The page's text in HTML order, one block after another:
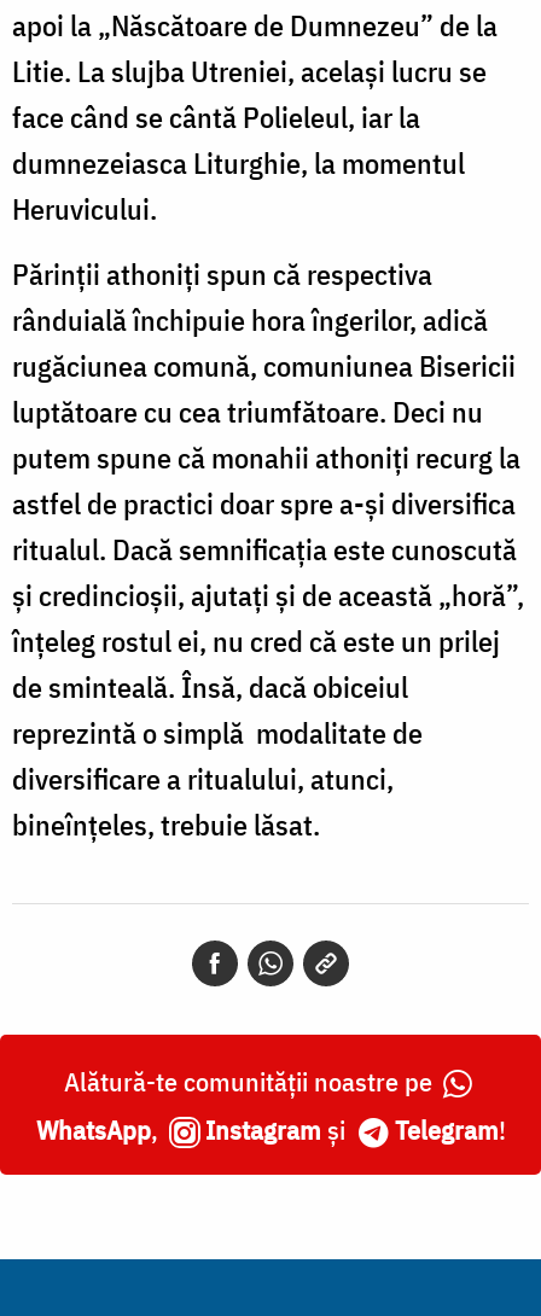
apoi la „Născătoare de Dumnezeu” de la
Litie. La slujba Utreniei, același lucru se
face când se cântă Polieleul, iar la
dumnezeiasca Liturghie, la momentul
Heruvicului.
Părinții athoniți spun că respectiva
rânduială închipuie hora îngerilor, adică
rugăciunea comună, comuniunea Bisericii
luptătoare cu cea triumfătoare. Deci nu
putem spune că monahii athoniți recurg la
astfel de practici doar spre a-și diversifica
ritualul. Dacă semnificația este cunoscută
și credincioșii, ajutați și de această „horă”,
înțeleg rostul ei, nu cred că este un prilej
de sminteală. Însă, dacă obiceiul
reprezintă o simplă modalitate de
diversificare a ritualului, atunci,
bineînțeles, trebuie lăsat.
Alătură-te comunității noastre pe
WhatsApp, Instagram și Telegram!